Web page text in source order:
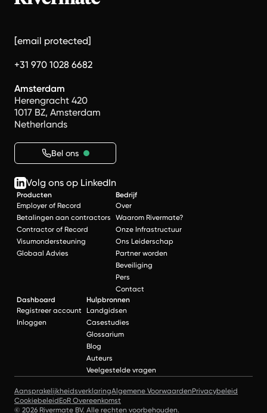
[email protected]
+31 970 1028 6682
Amsterdam
Herengracht 420
1017 BZ, Amsterdam
Netherlands
Bel ons
Volg ons op LinkedIn
Producten
Employer of Record
Betalingen aan contractors
Contractor of Record
Visumondersteuning
Globaal Advies
Bedrijf
Over
Waarom Rivermate?
Onze Infrastructuur
Ons Leiderschap
Partner worden
Beveiliging
Pers
Contact
Dashboard
Registreer account
Inloggen
Hulpbronnen
Landgidsen
Casestudies
Glossarium
Blog
Auteurs
Veelgestelde vragen
AansprakelijkheidsverklaringAlgemene VoorwaardenPrivacybeleid
CookiebeleidEoR Overeenkomst
© 2026 Rivermate BV. Alle rechten voorbehouden.